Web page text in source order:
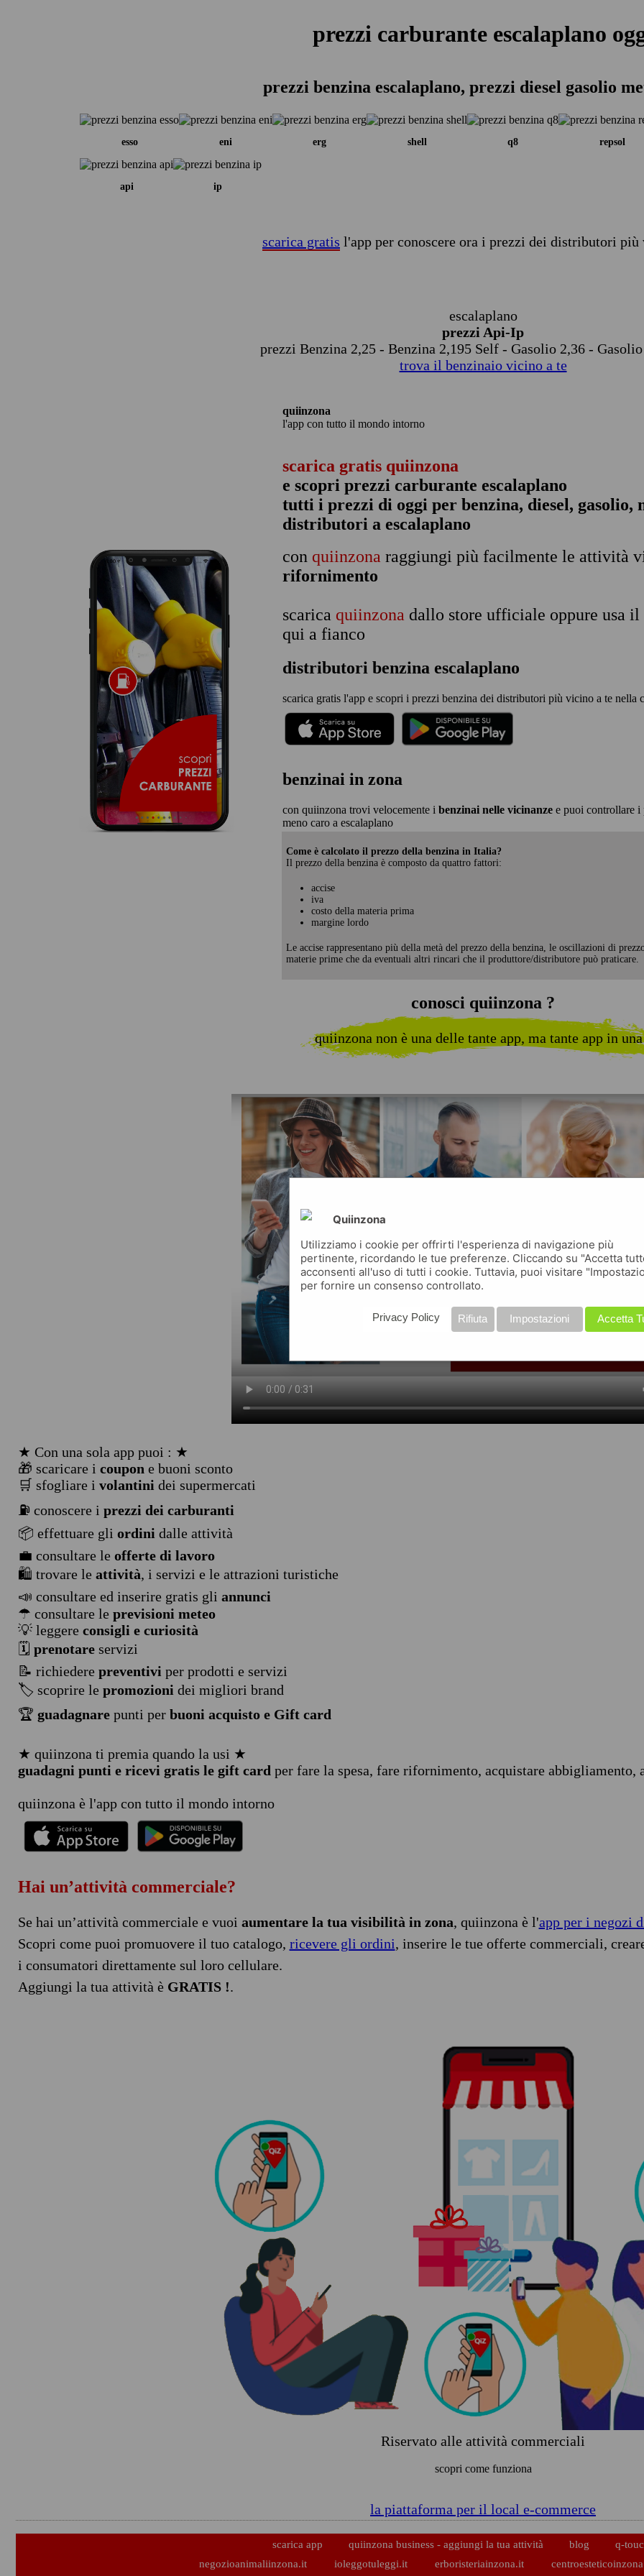
prezzi carburante escalaplano
prezzi benzina escalaplano, prezzi diesel gasolio
esso eni erg shell q8 repsol
api ip
scarica gratis l'app per conoscere ora i prezzi dei distributori più
escalaplano
prezzi Api-Ip
prezzi Benzina 2,25 - Benzina 2,195 Self - Gasolio 2,36 -
trova il benzinaio vicino a te
quiinzona
l'app con tutto il mondo intorno
scarica gratis quiinzona
e scopri prezzi carburante escalaplano
tutti i prezzi di oggi per benzina, diesel, gasolio,
distributori a escalaplano
con quiinzona raggiungi più facilmente le attività
rifornimento
scarica quiinzona dallo store ufficiale oppure usa il
qui a fianco
distributori benzina escalaplano
scarica gratis l'app e scopri i prezzi benzina dei distributori più vicino a te nella
benzinai in zona
con quiinzona trovi velocemente i benzinai nelle vicinanze e puoi controllare i
meno caro a escalaplano
Come è calcolato il prezzo della benzina in Italia?
Il prezzo della benzina è composto da quattro fattori:
accise
iva
costo della materia prima
margine lordo
Le accise rappresentano più della metà del prezzo della benzina, le oscillazioni di
materie prime che da eventuali altri rincari che il produttore/distributore può praticare.
conosci quiinzona ?
quiinzona non è una delle tante app, ma tante app in
★ Con una sola app puoi : ★
🎁 scaricare i coupon e buoni sconto
🛒 sfogliare i volantini dei supermercati
⛽ conoscere i prezzi dei carburanti
📦 effettuare gli ordini dalle attività
💼 consultare le offerte di lavoro
🛍️ trovare le attività, i servizi e le attrazioni turistiche
📣 consultare ed inserire gratis gli annunci
☂ consultare le previsioni meteo
💡 leggere consigli e curiosità
🗓️ prenotareservizi
📝 richiedere preventivi per prodotti e servizi
🏷️ scoprire le promozioni dei migliori brand
🏆 guadagnarepunti per buoni acquisto e Gift card
★ quiinzona ti premia quando la usi ★
guadagni punti e ricevi gratis le gift card per fare la spesa, fare rifornimento, acquistare abbigliamento,
quiinzona è l'app con tutto il mondo intorno
Hai un’attività commerciale?
Se hai un’attività commerciale e vuoi aumentare la tua visibilità in zona, quiinzona è l'app per i negozi
Scopri come puoi promuovere il tuo catalogo, ricevere gli ordini, inserire le tue offerte commerciali,
i consumatori direttamente sul loro cellulare.
Aggiungi la tua attività è GRATIS !.
Riservato alle attività commerciali
scopri come funziona
la piattaforma per il local e-commerce
scarica app quiinzona business - aggiungi la tua attività blog
q-
negozioanimaliinzona.it
ioleggotuleggi.it erboristeriainzona.it
Quiinzona
Utilizziamo i cookie per offrirti l'esperienza di navigazione più
pertinente, ricordando le tue preferenze. Cliccando su "Accetta
acconsenti all'uso di tutti i cookie. Tuttavia, puoi visitare
per fornire un consenso controllato.
Accetta
Impostazioni
Rifiuta
Privacy Policy